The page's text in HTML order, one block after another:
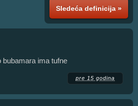
Sledeća definicija »
bubamara ima tufne
pre 15 godina